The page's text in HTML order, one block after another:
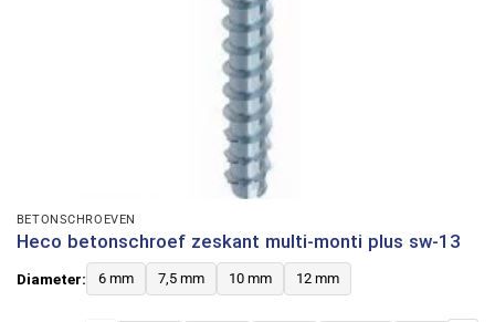
BETONSCHROEVEN
Heco betonschroef zeskant multi-monti plus sw-13
Diameter: 6 mm 7,5 mm 10 mm 12 mm